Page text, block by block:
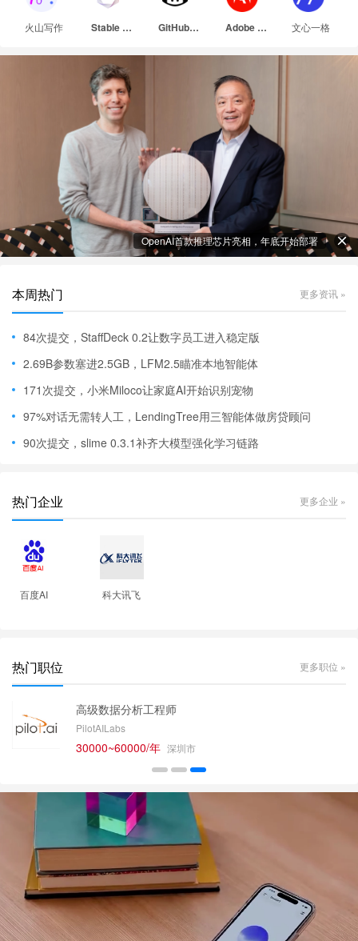
火山写作 Stable Diffusion GitHub Copilot Adobe Firefly 文心一格
OpenAI首款推理芯片亮相，年底开始部署
本周热门 更多资讯 »
84次提交，StaffDeck 0.2让数字员工进入稳定版
2.69B参数塞进2.5GB，LFM2.5瞄准本地智能体
171次提交，小米Miloco让家庭AI开始识别宠物
97%对话无需转人工，LendingTree用三智能体做房贷顾问
90次提交，slime 0.3.1补齐大模型强化学习链路
热门企业 更多企业 »
百度AI 科大讯飞
热门职位 更多职位 »
高级数据分析工程师
PilotAILabs
30000~60000/年 深圳市